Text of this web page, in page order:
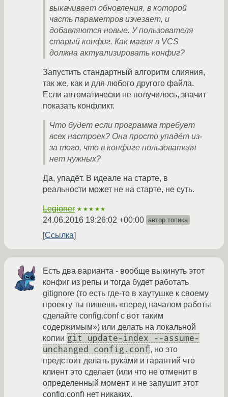
выкачивает обновления, в которой
часть параметров изчезает, и
добавляются новые. У пользователя
старый конфиг. Как магия в VCS
должна актуализировать конфиг?
Запустить стандартный алгоритм слияния,
так же, как и для любого другого файла.
Если автоматически не получилось, значит
показать конфликт.
Что будет если программа требует
всех настроек? Она просто упадёт из-
за того, что в конфиге пользователя
нет нужных?
Да, упадёт. В идеале на старте, в
реальности может не на старте, не суть.
Legioner ★★★★★
24.06.2016 19:26:02 +00:00 автор топика
Ссылка
Есть два варианта - вообще выкинуть этот
конфиг из репы и тогда будет работать
gitignore (то есть где-то в хаутушке к своему
проекту ты пишешь «перед началом работы
сделайте config.conf с вот таким
содержимым») или делать на локальной
копии git update-index --assume-
unchanged config.conf, но это
предстоит делать руками и гарантий что
клиент это сделает (или что не отменит в
определенный момент и не запушит этот
config.conf) нет никаких.